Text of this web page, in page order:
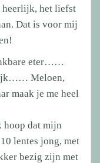
het liefst
Dat is voor mij
eter……
Meloen,
maak je me heel
hoop dat mijn
lentes jong, met
bezig zijn met